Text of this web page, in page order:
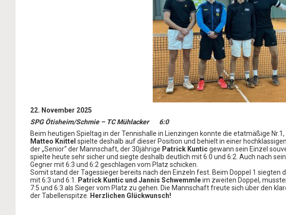
22. November 2025
SPG Ötisheim/Schmie – TC Mühlacker 6:0
Beim heutigen Spieltag in der Tennishalle in Lienzingen konnte die etatmäßige Nr.1,
Matteo Knittel spielte deshalb auf dieser Position und behielt in einer
der „Senior“ der Mannschaft, der 30jährige Patrick Kunticgewann sein Einzel
spielte heute sehr sicher und siegte deshalb deutlich mit 6:0 und 6:2. Auch nach
Gegner mit 6:3 und 6:2 geschlagen vom Platz schicken.
Somit stand der Tagessieger bereits nach den Einzeln fest. Beim Doppel 1 siegten
mit 6:3 und 6:1.
Patrick Kuntic und Jannis Schwemmleim zweiten Doppel,
7:5 und 6:3 als Sieger vom Platz zu gehen. Die Mannschaft freute sich über den
der Tabellenspitze.
Herzlichen Glückwunsch!